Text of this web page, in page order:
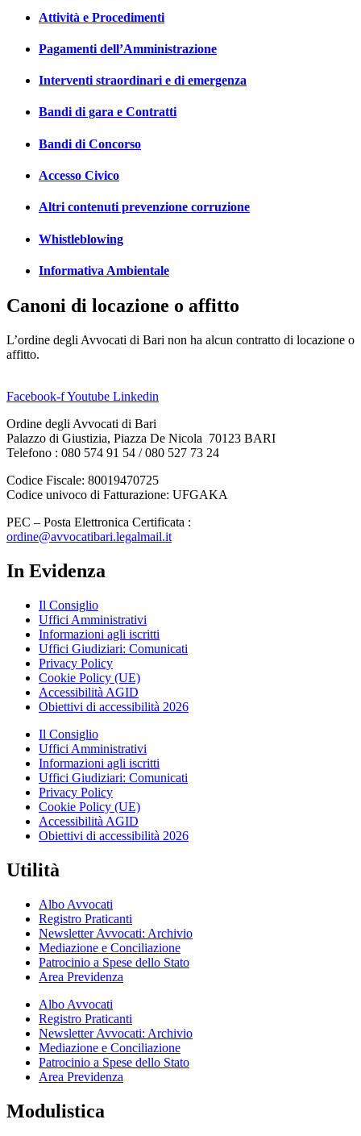
Attività e Procedimenti
Pagamenti dell’Amministrazione
Interventi straordinari e di emergenza
Bandi di gara e Contratti
Bandi di Concorso
Accesso Civico
Altri contenuti prevenzione corruzione
Whistleblowing
Informativa Ambientale
Canoni di locazione o affitto
L’ordine degli Avvocati di Bari non ha alcun contratto di locazione o
affitto.
Facebook-fYoutube Linkedin
Ordine degli Avvocati di Bari
Palazzo di Giustizia, Piazza De Nicola 70123 BARI
Telefono : 080 574 91 54 / 080 527 73 24
Codice Fiscale: 80019470725
Codice univoco di Fatturazione: UFGAKA
PEC – Posta Elettronica Certificata :
ordine@avvocatibari.legalmail.it
In Evidenza
Il Consiglio
Uffici Amministrativi
Informazioni agli iscritti
Uffici Giudiziari: Comunicati
Privacy Policy
Cookie Policy (UE)
Accessibilità AGID
Obiettivi di accessibilità 2026
Il Consiglio
Uffici Amministrativi
Informazioni agli iscritti
Uffici Giudiziari: Comunicati
Privacy Policy
Cookie Policy (UE)
Accessibilità AGID
Obiettivi di accessibilità 2026
Utilità
Albo Avvocati
Registro Praticanti
Newsletter Avvocati: Archivio
Mediazione e Conciliazione
Patrocinio a Spese dello Stato
Area Previdenza
Albo Avvocati
Registro Praticanti
Newsletter Avvocati: Archivio
Mediazione e Conciliazione
Patrocinio a Spese dello Stato
Area Previdenza
Modulistica